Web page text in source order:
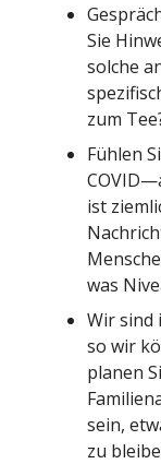
Sie
solche
zum
Fühlen
ist
was
Wir sind
so wir
planen
sein,
zu